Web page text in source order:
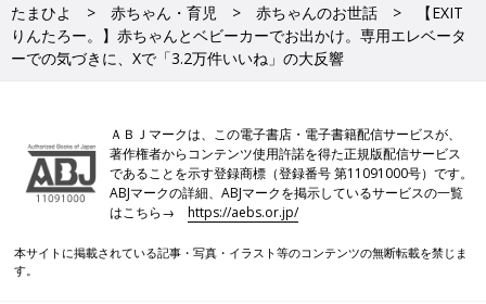
たまひよ 赤ちゃん・育児 赤ちゃんのお世話
【EXIT
りんたろー。】赤ちゃんとベビーカーでお出かけ。専用エレベータ
ーでの気づきに、Xで「3.2万件いいね」の大反響
ＡＢＪマークは、この電子書店・電子書籍配信サービスが、
著作権者からコンテンツ使用許諾を得た正規版配信サービス
であることを示す登録商標（登録番号 第11091000号）です。
ABJマークの詳細、ABJマークを掲示しているサービスの一覧
はこちら→https://aebs.or.jp/
本サイトに掲載されている記事・写真・イラスト等のコンテンツの無断転載を禁じま
す。